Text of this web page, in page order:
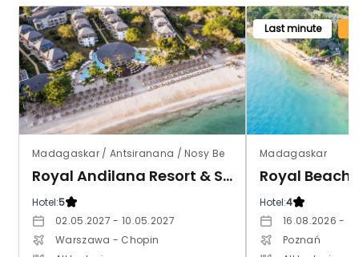
Madagaskar / Antsiranana / Nosy Be
Royal Andilana Resort & Spa
Hotel:5
02.05.2027 - 10.05.2027
Warszawa - Chopin
Last minute
Madagaskar
Royal Beach
Hotel:4
16.08.2026 -
Poznań